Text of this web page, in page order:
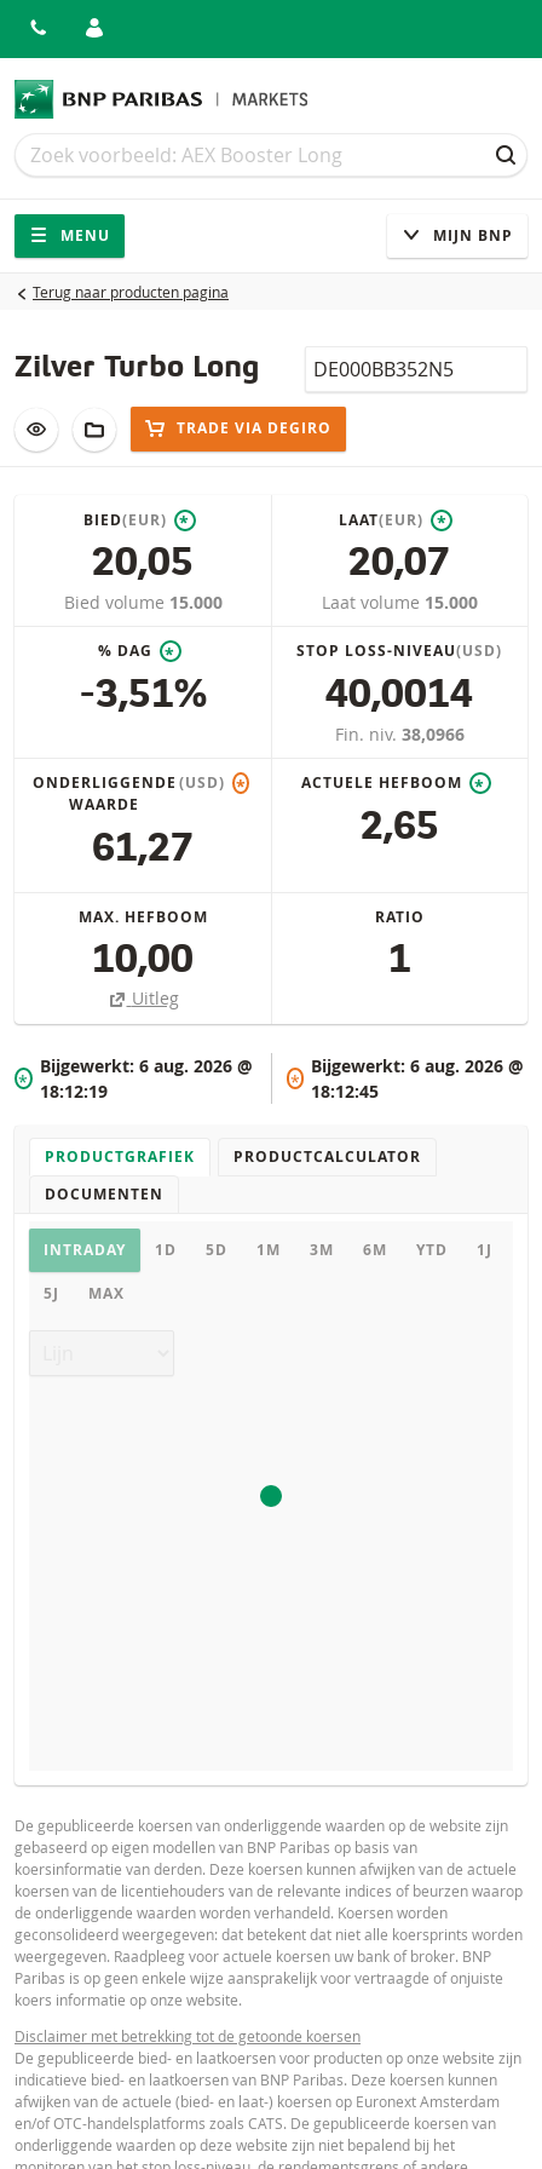
Zoek
Zoek
Navigatie
Site navigatie
MENU MIJN BNP
Terug naar producten pagina
Zilver Turbo Long Isin
VOEG TOE AAN WATCHLIST
AAN PORTFOLIO TOEVOEGEN
TRADE VIA DEGIRO
BIED(EUR) *
20,05
Bied volume 15.000
LAAT(EUR) *
20,07
Laat volume 15.000
% DAG *
-3,51%
STOP LOSS-NIVEAU(USD)
40,0014
Fin. niv. 38,0966
ONDERLIGGENDE
WAARDE
(USD) *
61,27
ACTUELE HEFBOOM *
2,65
MAX. HEFBOOM
10,00
Uitleg
RATIO
1
*
Bijgewerkt: 6 aug. 2026 @
18:12:19
*
Bijgewerkt:6 aug. 2026 @
18:12:45
PRODUCTGRAFIEK
PRODUCTCALCULATOR
DOCUMENTEN
Productgrafiek
INTRADAY 1D 5D 1M 3M 6M YTD 1J
5J MAX
VERWACHTE KOERS VAN DE ONDERLIGGENDE WAARDE
AANTAL PRODUCTEN
PERIODE
ACTUELE BEREKENDE
PROSPECTUS
Prospectus (NL) URL
FINAL TERMS
Final Terms
ESSENTIËLE BELEGGERSINFORMATIEDOCUMENTATIE
PRODUCT PROJECTIONS
Some helper text for the product price projections, financial
advised
UNDERLYING PRICE PRICE PROJECTION
De gepubliceerde koersen van onderliggende waarden op de website zijn
gebaseerd op eigen modellen van BNP Paribas op basis van
koersinformatie van derden. Deze koersen kunnen afwijken van de actuele
koersen van de licentiehouders van de relevante indices of beurzen waarop
de onderliggende waarden worden verhandeld. Koersen worden
geconsolideerd weergegeven: dat betekent dat niet alle koersprints worden
weergegeven. Raadpleeg voor actuele koersen uw bank of broker. BNP
Paribas is op geen enkele wijze aansprakelijk voor vertraagde of onjuiste
koers informatie op onze website.
Disclaimer met betrekking tot de getoonde koersen
De gepubliceerde bied- en laatkoersen voor producten op onze website zijn
indicatieve bied- en laatkoersen van BNP Paribas. Deze koersen kunnen
afwijken van de actuele (bied- en laat-) koersen op Euronext Amsterdam
en/of OTC-handelsplatforms zoals CATS. De gepubliceerde koersen van
onderliggende waarden op deze website zijn niet bepalend bij het